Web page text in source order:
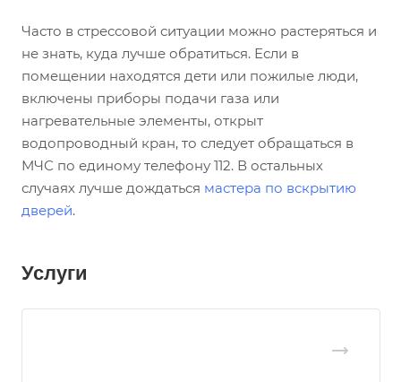
Часто в стрессовой ситуации можно растеряться и
не знать, куда лучше обратиться. Если в
помещении находятся дети или пожилые люди,
включены приборы подачи газа или
нагревательные элементы, открыт
водопроводный кран, то следует обращаться в
МЧС по единому телефону 112. В остальных
случаях лучше дождаться мастера по вскрытию
дверей.
Услуги